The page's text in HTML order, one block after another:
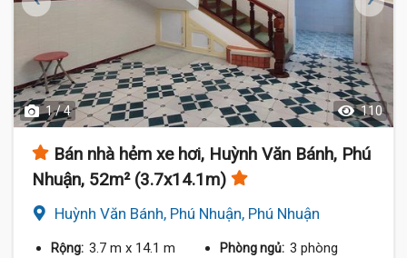
1 / 4 110
Bán nhà hẻm xe hơi, Huỳnh Văn Bánh, Phú
Nhuận, 52m² (3.7x14.1m)
Huỳnh Văn Bánh, Phú Nhuận, Phú Nhuận
Rộng: 3.7 m x 14.1 m Phòng ngủ: 3 phòng